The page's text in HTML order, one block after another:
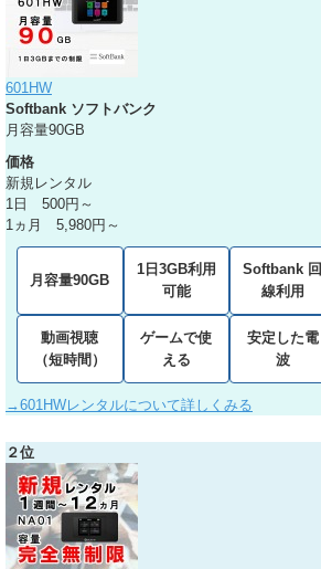
601HW
Softbank ソフトバンク
月容量90GB
価格
新規レンタル
1日 500円～
1ヵ月 5,980円～
月容量90GB
1日3GB利用
可能
Softbank 回
線利用
動画視聴
（短時間）
ゲームで使
える
安定した電
波
→601HWレンタルについて詳しくみる
２位